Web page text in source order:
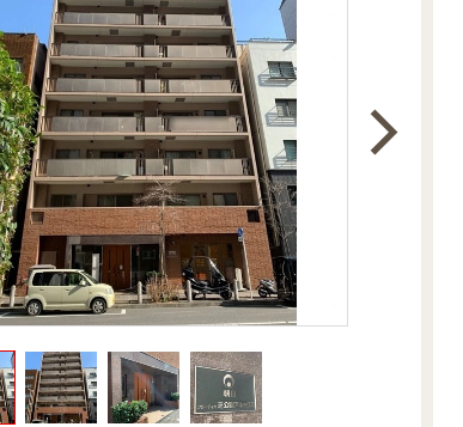
住宅ローンシミュレーシ
ブック） 購入ガイド
周辺相場検索
ブック） 売却ガイド
本社地図